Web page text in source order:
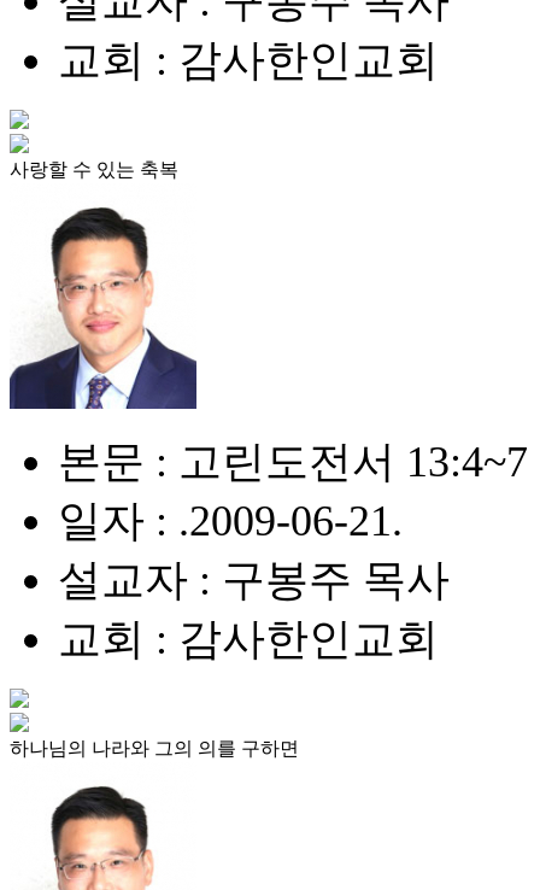
교회 : 감사한인교회
사랑할 수 있는 축복
본문 : 고린도전서 13:4~7
일자 : .2009-06-21.
설교자 : 구봉주 목사
교회 : 감사한인교회
하나님의 나라와 그의 의를 구하면